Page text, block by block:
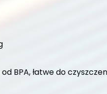
BPA, łatwe do